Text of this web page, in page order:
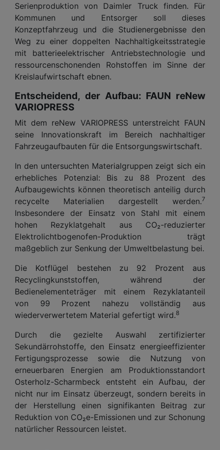
Serienproduktion von Daimler Truck finden. Für
Kommunen und Entsorger soll dieses
Konzeptfahrzeug und die Studienergebnisse den
Weg zu einer doppelten Nachhaltigkeitsstrategie
mit batterieelektrischer Antriebstechnologie und
ressourcenschonenden Rohstoffen im Sinne der
Kreislaufwirtschaft ebnen.
Entscheidend, der Aufbau: FAUN reNew
VARIOPRESS
Mit dem reNew VARIOPRESS unterstreicht FAUN
seine Innovationskraft im Bereich nachhaltiger
Fahrzeugaufbauten für die Entsorgungswirtschaft.
In den untersuchten Materialgruppen zeigt sich ein
erhebliches Potenzial: Bis zu 88 Prozent des
Aufbaugewichts können theoretisch anteilig durch
recycelte Materialien dargestellt werden.7
Insbesondere der Einsatz von Stahl mit einem
hohen Rezyklatgehalt aus CO₂-reduzierter
Elektrolichtbogenofen-Produktion trägt
maßgeblich zur Senkung der Umweltbelastung bei.
Die Kotflügel bestehen zu 92 Prozent aus
Recyclingkunststoffen, während der
Bedienelementeträger mit einem Rezyklatanteil
von 99 Prozent nahezu vollständig aus
wiederverwertetem Material gefertigt wird.8
Durch die gezielte Auswahl zertifizierter
Sekundärrohstoffe, den Einsatz energieeffizienter
Fertigungsprozesse sowie die Nutzung von
erneuerbaren Energien am Produktionsstandort
Osterholz-Scharmbeck entsteht ein Aufbau, der
nicht nur im Einsatz überzeugt, sondern bereits in
der Herstellung einen signifikanten Beitrag zur
Reduktion von CO₂e-Emissionen und zur Schonung
natürlicher Ressourcen leistet.